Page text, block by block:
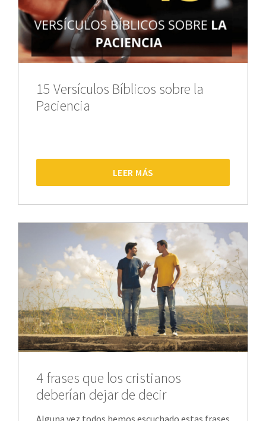
15 Versículos Bíblicos sobre la
Paciencia
LEER MÁS
4 frases que los cristianos
deberían dejar de decir